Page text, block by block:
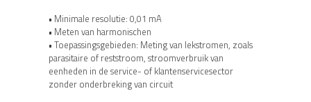
• Minimale resolutie: 0,01 mA
• Meten van harmonischen
• Toepassingsgebieden: Meting van lekstromen, zoals
parasitaire of reststroom, stroomverbruik van
eenheden in de service- of klantenservicesector
zonder onderbreking van circuit